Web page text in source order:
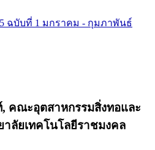
ฉบับที่ 1 มกราคม - กุมภาพันธ์
คณะอุตสาหกรรมสิ่งทอและ
ลัยเทคโนโลยีราชมงคล